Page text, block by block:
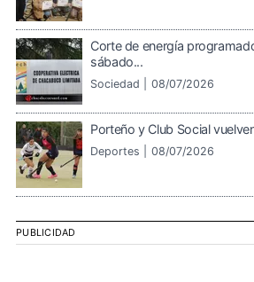
Corte de energía
sábado...
Sociedad | 08/07/2026
Porteño y Club Social
Deportes | 08/07/2026
PUBLICIDAD